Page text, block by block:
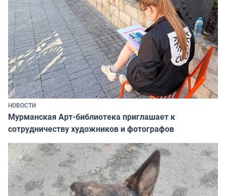
НОВОСТИ
Мурманская Арт-библиотека приглашает к
сотрудничеству художников и фотографов